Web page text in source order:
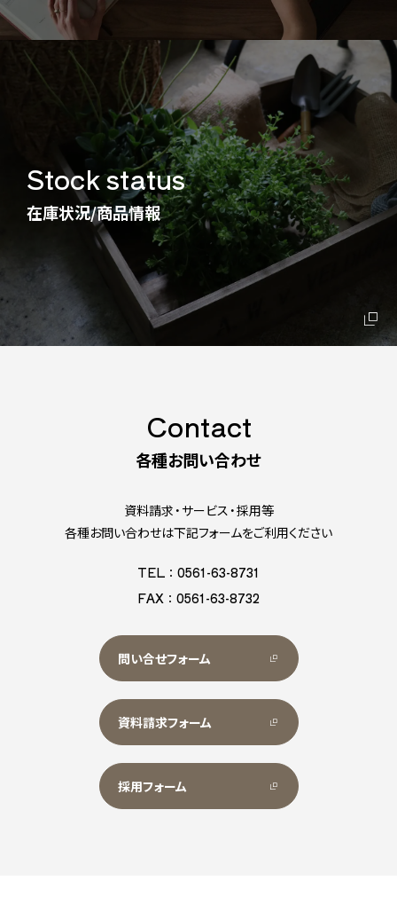
Stock status
在庫状況/商品情報
Contact
各種お問い合わせ
資料請求・サービス・採用等
各種お問い合わせは下記フォームをご利用ください
TEL：0561-63-8731
FAX：0561-63-8732
問い合せフォーム
資料請求フォーム
採用フォーム